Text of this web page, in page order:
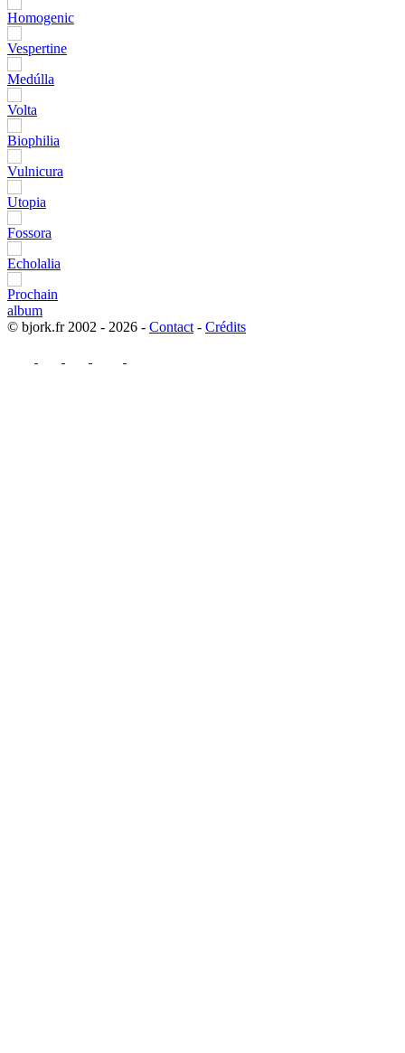
© bjork.fr 2002 - 2026 - Contact - Crédits